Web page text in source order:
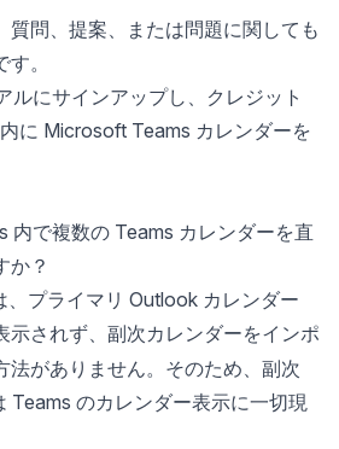
質問、提案、または問題に関しても
。
ルにサインアップし、クレジット
に Microsoft Teams カレンダーを
内で複数の Teams カレンダーを直
か？
プライマリ Outlook カレンダー
示されず、副次カレンダーをインポ
法がありません。そのため、副次
Teams のカレンダー表示に一切現